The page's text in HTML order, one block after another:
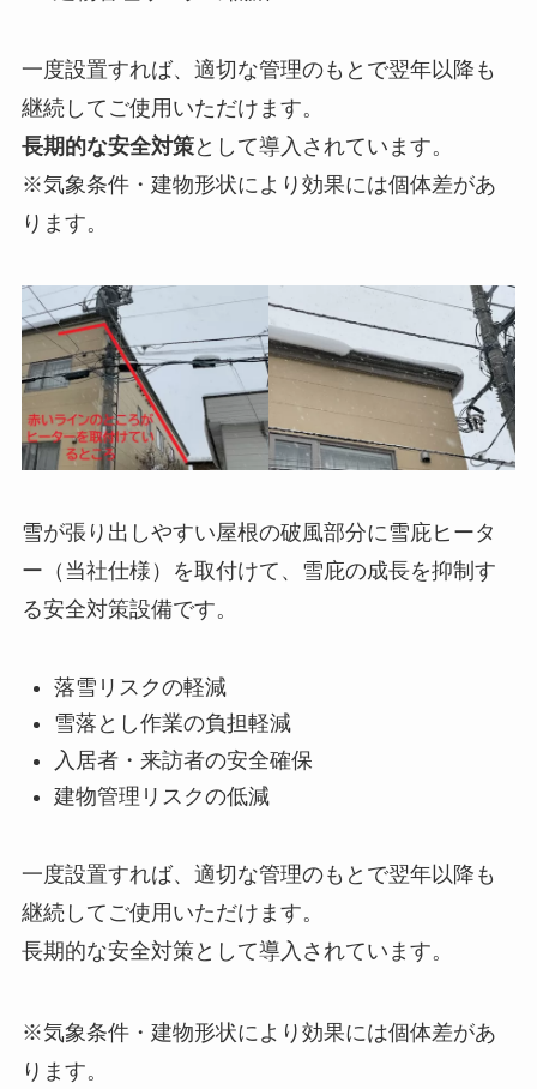
一度設置すれば、適切な管理のもとで翌年以降も
継続してご使用いただけます。
長期的な安全対策として導入されています。
※気象条件・建物形状により効果には個体差があ
ります。
雪が張り出しやすい屋根の破風部分に雪庇ヒータ
ー（当社仕様）を取付けて、雪庇の成長を抑制す
る安全対策設備です。
落雪リスクの軽減
雪落とし作業の負担軽減
入居者・来訪者の安全確保
建物管理リスクの低減
一度設置すれば、適切な管理のもとで翌年以降も
継続してご使用いただけます。
長期的な安全対策として導入されています。
※気象条件・建物形状により効果には個体差があ
ります。